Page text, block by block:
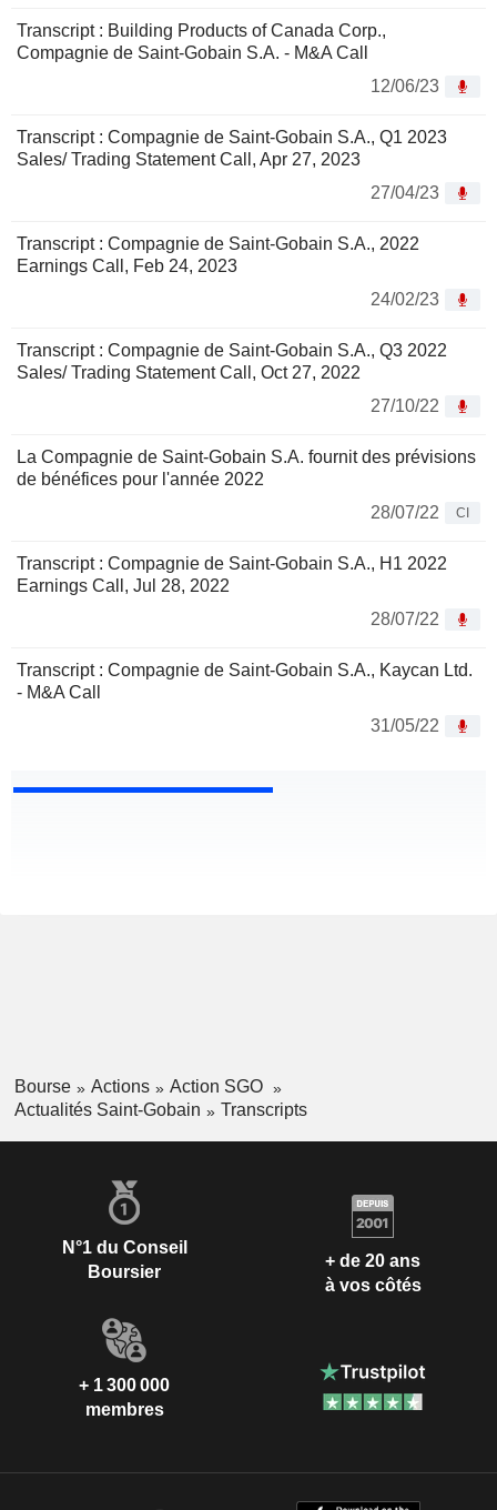
Transcript : Building Products of Canada Corp.,
Compagnie de Saint-Gobain S.A. - M&A Call
12/06/23
Transcript : Compagnie de Saint-Gobain S.A., Q1 2023
Sales/ Trading Statement Call, Apr 27, 2023
27/04/23
Transcript : Compagnie de Saint-Gobain S.A., 2022
Earnings Call, Feb 24, 2023
24/02/23
Transcript : Compagnie de Saint-Gobain S.A., Q3 2022
Sales/ Trading Statement Call, Oct 27, 2022
27/10/22
La Compagnie de Saint-Gobain S.A. fournit des prévisions
de bénéfices pour l'année 2022
28/07/22
CI
Transcript : Compagnie de Saint-Gobain S.A., H1 2022
Earnings Call, Jul 28, 2022
28/07/22
Transcript : Compagnie de Saint-Gobain S.A., Kaycan Ltd.
- M&A Call
31/05/22
Bourse Actions
Action SGO
Actualités Saint-Gobain
Transcripts
N°1 du Conseil
Boursier
+ de 20 ans
à vos côtés
+ 1 300 000
membres